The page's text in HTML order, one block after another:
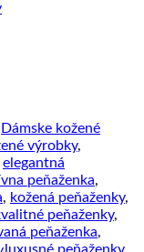
Dámske kožené
výrobky,
elegantná
peňaženka,
, kožená peňaženky,
peňaženky,
peňaženka,